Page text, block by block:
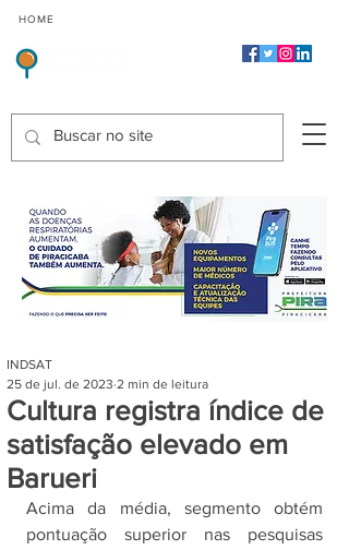
HOME
Cultura registra índice de
satisfação elevado em
Barueri
INDSAT
25 de jul. de 2023 2 min de leitura
Acima da média, segmento obtém
pontuação superior nas pesquisas